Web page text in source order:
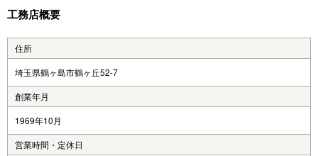
工務店概要
住所
埼玉県鶴ヶ島市鶴ヶ丘52-7
創業年月
1969年10月
営業時間・定休日